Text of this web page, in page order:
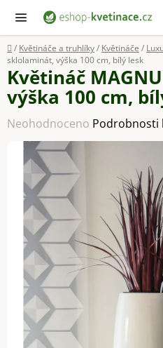
obsah
Domů
/ Květináče a truhlíky/ Květináče /
sklolaminát, výška 100 cm, bílý lesk
Květináč
výška 100 cm,
Průměrné
hodnocení
produktu
hvězdiček.
Neohodnoceno Podrobnosti